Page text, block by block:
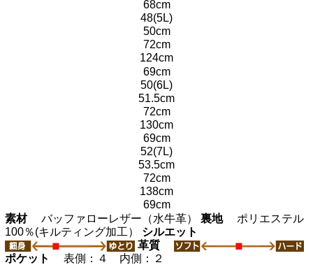
68cm
48(5L)
50cm
72cm
124cm
69cm
50(6L)
51.5cm
72cm
130cm
69cm
52(7L)
53.5cm
72cm
138cm
69cm
素材バッファローレザー（水牛革） 裏地ポリエステル
100％(キルティング加工） シルエット
革質
ポケット
表側：４ 内側：２